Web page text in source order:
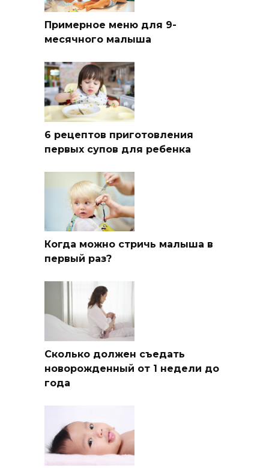
Примерное меню для 9-
месячного малыша
6 рецептов приготовления
первых супов для ребенка
Когда можно стричь малыша в
первый раз?
Сколько должен съедать
новорожденный от 1 недели до
года